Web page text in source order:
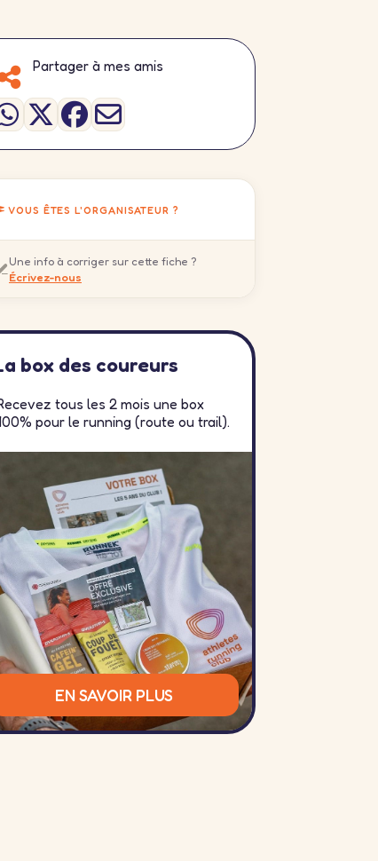
Partager à mes amis
VOUS ÊTES L'ORGANISATEUR ?
Une info à corriger sur cette fiche ?
Écrivez-nous
box des coureurs
tous les 2 mois une box
pour le running (route ou trail).
EN SAVOIR PLUS